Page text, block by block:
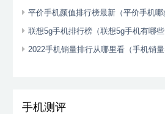
平价手机颜值排行榜最新（平价手机哪
联想5g手机排行榜（联想5g手机有哪些
2022手机销量排行从哪里看（手机销量
手机测评